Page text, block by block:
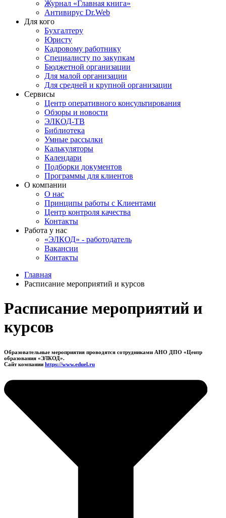
Журнал «Главная книга»
Антивирус Dr.Web
Для кого
Бухгалтеру
Юристу
Кадровому работнику
Специалисту по закупкам
Бюджетной организации
Для малой организации
Для средней и крупной организации
Сервисы
Центр оперативного консультирования
Обзоры и новости
ЭЛКОД-ТВ
Библиотека
Умные рассылки
Калькуляторы
Календари
Подборки документов
Программы для клиентов
О компании
О нас
Принципы работы с Клиентами
Центр контроля качества
Контакты
Работа у нас
«ЭЛКОД» - работодатель
Вакансии
Контакты
Главная
Расписание мероприятий и курсов
Расписание мероприятий и
курсов
Образовательные мероприятия проводятся сотрудниками АНО ДПО «Центр
образования «ЭЛКОД».
Сайт компании https://www.eduel.ru